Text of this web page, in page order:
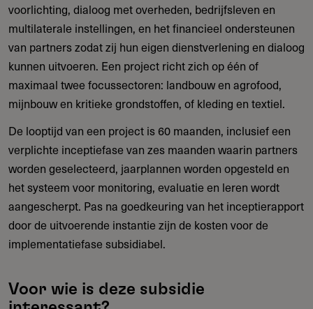
voorlichting, dialoog met overheden, bedrijfsleven en
multilaterale instellingen, en het financieel ondersteunen
van partners zodat zij hun eigen dienstverlening en dialoog
kunnen uitvoeren. Een project richt zich op één of
maximaal twee focussectoren: landbouw en agrofood,
mijnbouw en kritieke grondstoffen, of kleding en textiel.
De looptijd van een project is 60 maanden, inclusief een
verplichte inceptiefase van zes maanden waarin partners
worden geselecteerd, jaarplannen worden opgesteld en
het systeem voor monitoring, evaluatie en leren wordt
aangescherpt. Pas na goedkeuring van het inceptierapport
door de uitvoerende instantie zijn de kosten voor de
implementatiefase subsidiabel.
Voor wie is deze subsidie